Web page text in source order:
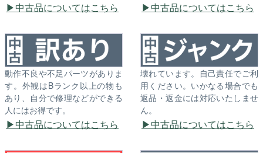
中古品についてはこちら 中古品についてはこちら
動作不良や不足パーツがありま
す。外観はBランク以上の物も
あり、自分で修理などができる
人にはお得です。
中古品についてはこちら
壊れています。自己責任でご利
用ください。いかなる場合でも
返品・返金には対応いたしませ
ん。
中古品についてはこちら